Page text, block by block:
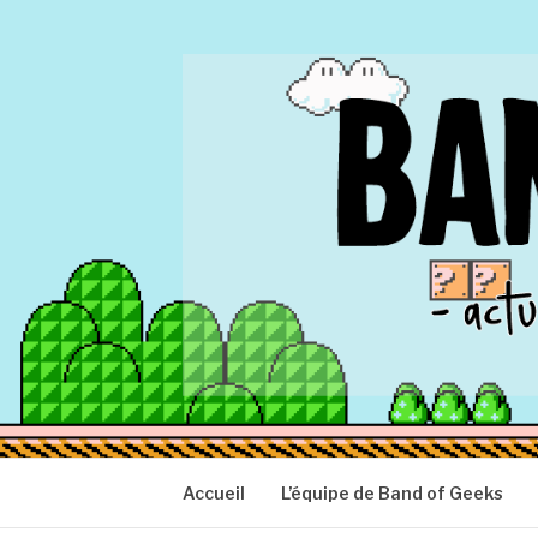
BAND OF
Actu Geek d'hier et d'aujourd'hui
Accueil L’équipe de Band of Geeks